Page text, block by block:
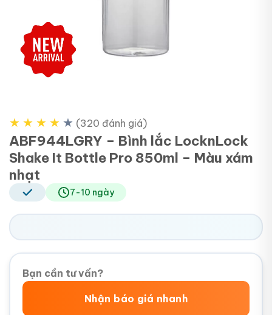
★ ★ ★ ★ ★ (320 đánh giá)
ABF944LGRY – Bình lắc LocknLock
Shake It Bottle Pro 850ml – Màu xám
nhạt
7-10 ngày
Bạn cần tư vấn?
Nhận báo giá nhanh